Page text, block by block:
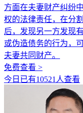
方面在夫妻财产纠纷
权的法律责任，在分
后，发现另一方发现
或伪造债务的行为，
夫妻共同财产。
免费查看 >
今日已有10521人查看